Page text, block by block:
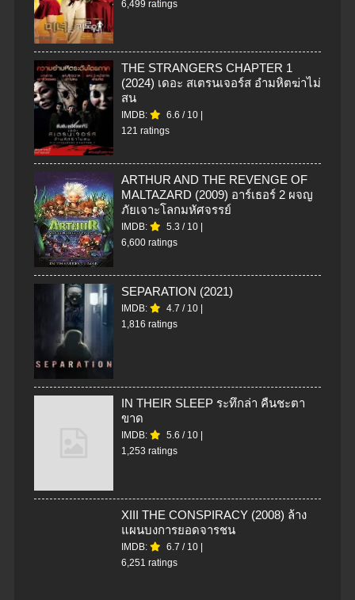
6,499 ratings
THE STRANGERS CHAPTER 1
(2024) เดอะ สเตรนเจอร์ส อำมหิตฆ่าไม่
สน
IMDB: 6.6 / 10
121 ratings
ARTHUR AND THE REVENGE OF
MALTAZARD (2009) อาร์เธอร์ 2 ผจญ
ภัยเจาะโลกมหัศจรรย์
IMDB: 5.3 / 10
6,600 ratings
SEPARATION (2021)
IMDB: 4.7 / 10
1,816 ratings
IN THEIR SLEEP ระทึกล่า คืนชะตา
ขาด
IMDB: 5.6 / 10
1,253 ratings
XIII THE CONSPIRACY (2008) ล้าง
แผนบงการยอดจารชน
IMDB: 6.7 / 10
6,251 ratings